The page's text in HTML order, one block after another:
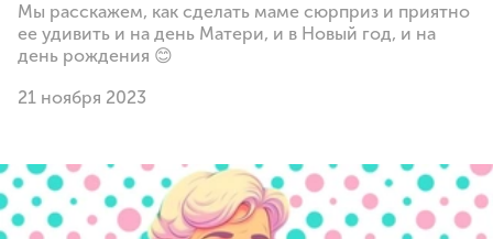
Мы расскажем, как сделать маме сюрприз и приятно
ее удивить и на день Матери, и в Новый год, и на
день рождения 😊
21 ноября 2023